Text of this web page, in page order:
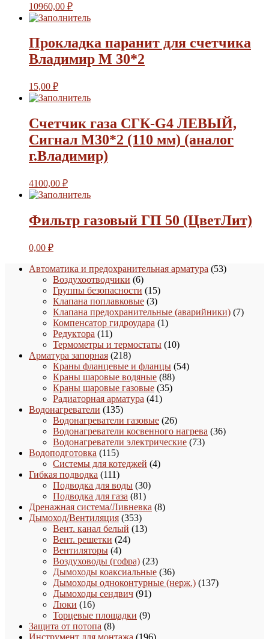
10960,00 ₽
Прокладка паранит для счетчика
Владимир М 30*2
15,00 ₽
Счетчик газа СГК-G4 ЛЕВЫЙ,
Сигнал М30*2 (110 мм) (аналог
г.Владимир)
4100,00 ₽
Фильтр газовый ГП 50 (ЦветЛит)
0,00 ₽
Автоматика и предохранительная арматура 5353
Воздухоотводчики 66
товаров
Группы безопасности 1515
товаров
Клапана поплавковые 33
товара
Клапана предохранительные (аварийники) 77
Компенсатор гидроудара 11
Редуктора 1111
товаров
Термометры и термостаты 1010
Арматура запорная 218218
товаров
Краны фланцевые и фланцы 5454
Краны шаровые водяные 8888
товаров
Краны шаровые газовые 3535
Радиаторная арматура 4141
Водонагреватели 135135
товаров
Водонагреватели газовые 2626
товаров
Водонагреватели косвенного нагрева 3636
Водонагреватели электрические 7373
Водоподготовка 115115
товаров
Системы для котеджей 44
Гибкая подводка 111111
товаров
Подводка для воды 3030
Подводка для газа 8181
товар
Дренажная система/Ливневка 88
Дымоход/Вентиляция 353353
товара
Вент. канал белый 1313
Вент. решетки 2424
Вентиляторы 44
товара
Воздуховоды (гофра) 2323
товара
Дымоходы коаксиальные 3636
товаров
Дымоходы одноконтурные (нерж.) 137137
Дымоходы сендвич 9191
Люки 1616
товаров
Торцевые площадки 99
Защита от потопа 88
товаров
Инструмент для монтажа 196196